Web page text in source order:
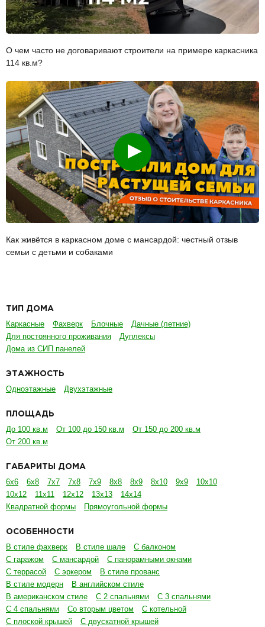
О чем часто не договаривают строители на примере каркасника
114 кв.м?
Смотреть
Как живётся в каркасном доме с мансардой: честный отзыв
семьи с детьми и собаками
ТИП ДОМА
Каркасные Фахверк Блочные
Дачные (летние)
Для постоянного проживания
Дуплексы
Дома из СИП панелей
ЭТАЖНОСТЬ
Одноэтажные Двухэтажные
ПЛОЩАДЬ
До 100 кв.м От 100 до 150 кв.м
От 150 до 200 кв.м
От 200 кв.м
ГАБАРИТЫ ДОМА
6х6 6х8 7х7 7х8 7х9 8х8 8х9 8х10 9х9
10х10
10х12
11х11 12х12 13х13
14х14
Квадратной формы
Прямоугольной формы
ОСОБЕННОСТИ
В стиле фахверк В стиле шале
С балконом
С гаражом
С мансардой
С панорамными окнами
С террасой
С эркером
В стиле прованс
В стиле модерн
В английском стиле
В американском стиле
С 2 спальнями
С 3 спальнями
С 4 спальнями
Со вторым цветом
С котельной
С плоской крышей
С двускатной крышей